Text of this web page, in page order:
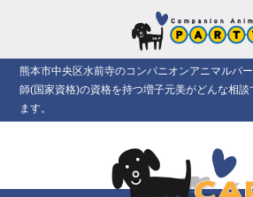
熊本市中央区水前寺のコンパニオンアニマルパ
師(国家資格)の資格を持つ増子元美がどんな相談
ます。